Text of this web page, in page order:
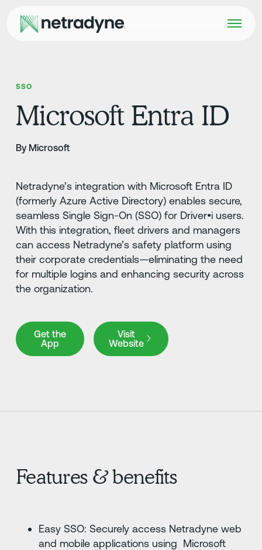
SSO
Microsoft Entra ID
By Microsoft
Netradyne’s integration with Microsoft Entra ID
(formerly Azure Active Directory) enables secure,
seamless Single Sign-On (SSO) for Driver•i users.
With this integration, fleet drivers and managers
can access Netradyne’s safety platform using
their corporate credentials—eliminating the need
for multiple logins and enhancing security across
the organization.
Get the
App
Get the App
Visit
Website
Visit Website
Features & benefits
Easy SSO: Securely access Netradyne web
and mobile applications using Microsoft